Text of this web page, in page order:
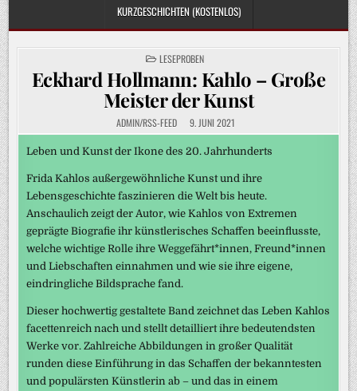
KURZGESCHICHTEN (KOSTENLOS)
POSTED
IN
LESEPROBEN
Eckhard Hollmann: Kahlo – Große
Meister der Kunst
ADMIN/RSS-FEED 9. JUNI 2021
Leben und Kunst der Ikone des 20. Jahrhunderts
Frida Kahlos außergewöhnliche Kunst und ihre
Lebensgeschichte faszinieren die Welt bis heute.
Anschaulich zeigt der Autor, wie Kahlos von Extremen
geprägte Biografie ihr künstlerisches Schaffen beeinflusste,
welche wichtige Rolle ihre Weggefährt*innen, Freund*innen
und Liebschaften einnahmen und wie sie ihre eigene,
eindringliche Bildsprache fand.
Dieser hochwertig gestaltete Band zeichnet das Leben Kahlos
facettenreich nach und stellt detailliert ihre bedeutendsten
Werke vor. Zahlreiche Abbildungen in großer Qualität
runden diese Einführung in das Schaffen der bekanntesten
und populärsten Künstlerin ab – und das in einem